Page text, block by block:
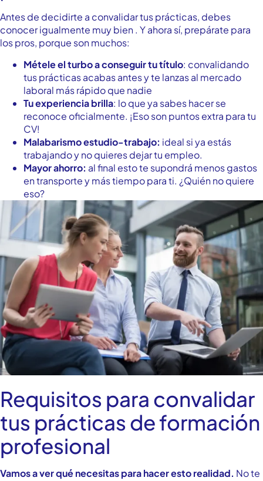
Antes de decidirte a convalidar tus prácticas, debes
conocer igualmente muy bien . Y ahora sí, prepárate para
los pros, porque son muchos:
Métele el turbo a conseguir tu título: convalidando
tus prácticas acabas antes y te lanzas al mercado
laboral más rápido que nadie
Tu experiencia brilla: lo que ya sabes hacer se
reconoce oficialmente. ¡Eso son puntos extra para tu
CV!
Malabarismo estudio-trabajo: ideal si ya estás
trabajando y no quieres dejar tu empleo.
Mayor ahorro: al final esto te supondrá menos gastos
en transporte y más tiempo para ti. ¿Quién no quiere
eso?
Requisitos para convalidar
tus prácticas de formación
profesional
Vamos a ver qué necesitas para hacer esto realidad. No te